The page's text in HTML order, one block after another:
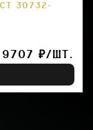
30732-
9707 ₽/ШТ.